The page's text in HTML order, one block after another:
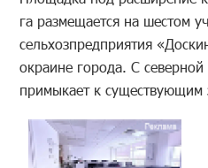
га размещается на шестом
сельхозпредприятия
окраине города. С
примыкает к существующим